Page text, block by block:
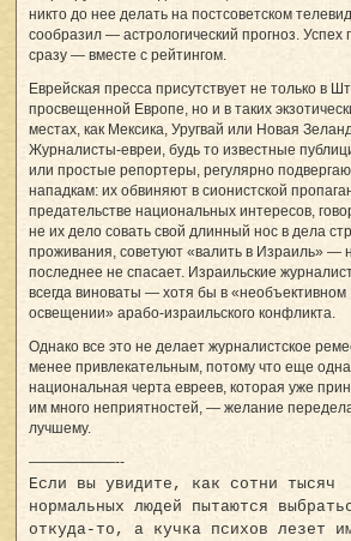
никто до нее делать на постсоветском
сообразил — астрологический прогноз.
сразу — вместе с рейтингом.
Еврейская пресса присутствует не только в
просвещенной Европе, но и в таких
местах, как Мексика, Уругвай или Новая
Журналисты-евреи, будь то известные
или простые репортеры, регулярно
нападкам: их обвиняют в сионистской
предательстве национальных интересов,
не их дело совать свой длинный нос в дела
проживания, советуют «валить в Израиль» —
последнее не спасает. Израильские
всегда виноваты — хотя бы в «необъективном
освещении» арабо-израильского конфликта.
Однако все это не делает журналистское
менее привлекательным, потому что еще одна
национальная черта евреев, которая уже
им много неприятностей, — желание
лучшему.
——————--
Если вы увидите, как сотни тысяч
нормальных людей пытаются
откуда-то, а кучка психов лезет